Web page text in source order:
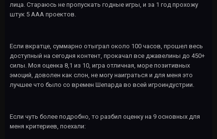
лица. Стараюсь не пропускать годные игры, и за 1 год прохожу
штук 5 ААА проектов.
Если вкратце, суммарно отыграл около 100 часов, прошел весь
доступный на сегодня контент, прокачал все джавелины до 450+
силы. Моя оценка 8,1 из 10, игра отличная, море позитивных
эмоций, доволен как слон, не могу наиграться и для меня это
лучшее что было со времен Шепарда во всей игроиндустрии.
Если чуть более подробно, то разбил оценку на 9 основных для
меня критериев, поехали: